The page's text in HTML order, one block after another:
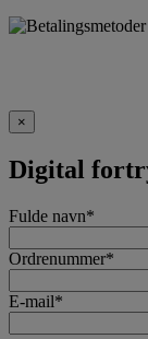
×
Digital
Fulde navn*
Ordrenummer*
E-mail*